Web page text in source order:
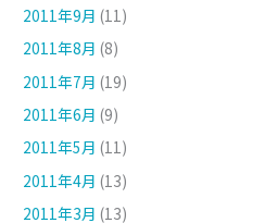
2011年9月 (11)
2011年8月 (8)
2011年7月 (19)
2011年6月 (9)
2011年5月 (11)
2011年4月 (13)
2011年3月 (13)